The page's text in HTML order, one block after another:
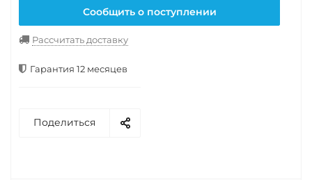
Сообщить о поступлении
Рассчитать доставку
Гарантия 12 месяцев
Поделиться